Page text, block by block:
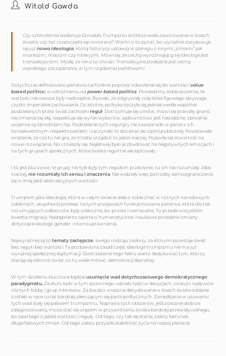
Witold Gawda
Czy czteroletnia kadencja Donalda Trumpa to krótkotrwałe zawirowanie w losach
świata, czy też rozpoczęła się nowa era? Warto o to pytać, bo wyraźnie zarysowuje
się jużnowa ideologia , którą historycy ustawią w szeregu z innymi „izmami” jak
marksizm, maoizm czy hitleryzm. Mówi się, że cechą wyróżniającą tej ideologii jest
transakcjonizm. Myślę, że nie o to chodzi. Transakcyjne podejście jest cechą
wszelkiego zarządzania, w tym rządzenia państwami.
Dotychczas definiowano państwa zachodnie poprzez odwołanie się do wartości (value
based politics) w odróżnieniu odpower based politics . Powiedzmy sobie szczerze, te
wartości nie zawsze były nadrzędne. Bywało, że odgrywały rolę listka figowego skrywając
czysto imperialne zachowania. Co istotne, polityka toczyła się jednak wedle wspólnie
podzielanych przez świat zachodnireguł . Dotrzymuje się umów, mówi się prawdę, granic
nie zmienia się siłą, respektuje się wyniki wyborów, sądownictwo jest niezależne, zbrodnie
wojenne są zbrodniami itp. Podzielanie tych reguł gry nie zawsze szło w parze z ich
konsekwentnym respektowaniem i zaczynało to docierać do opinii publicznej. Powstawało
wrażenie, że coś tu nie gra, że trzeba urządzić to jakoś inaczej. Pojawiła się otwartość na
nowe rozwiązania. No i znalazły się. Najłatwiej było je zbudować na negatywnych emocjach i
na tych grupach społecznych, które świata reguł nie akceptowały.
I to jest kluczowe, te grupy nie tyle były tym regułom przeciwne, co ich nie rozumiały. Albo
inaczej,nie rozumiały ich sensu i znaczenia . Nie widziały więc potrzeby samoograniczania
się w imię jakiś abstrakcyjnych wartości.
Trumpism jako ideologia, która w całym świecie dała o sobie znać w różnych narodowych
odsłonach, skupił swój przekaz na tych przejawach funkcjonowania państwa, które dla tak
rozumujących odbiorców były widoczne, bo proste i namacalne. To przede wszystkim
kwestia migracji. Następnie to oparte o humanistyczne i naukowe przesłanki zmiany
dotyczące ekologii, gender i równouprawnienia.
Najwyraźniej są totematy zastępcze , swego rodzaju zasłony, za którymi powstaje świat
bez reguł i bez wartości. Ta pozbawiona zasad część ideologii trumpizmu nie ma już
wyraźnej społecznej legitymacji. Dostrzeżenie tego faktu warto dedykować tym, którzy
starają się obronić świat, co tu wiele mówić, demokracji liberalnej.
W tym działaniu kluczowe będzieusunięcie wad dotychczasowego demokratycznego
paradygmatu.Za dużo było w tym pozornego udziału ludzi w decyzjach, za dużo wpływów
różnych lobby i grup interesów. Za bardzo wreszcie decydowanie o losach świata oddane
zostało w ręce coraz bardziej alienującym się partii politycznych. Zaniedbania w usuwaniu
tych wad stały się paliwem trumpizmu. Naprawa tych obszarów, jeśli zostanie dobrze
zdiagnozowana, może stać się orężem w przywróceniu świata bardziej przewidywalnego,
bo opartego o jakieś wartości i reguły. Od tego, czy tak się stanie, zależy kierunek
długofalowych zmian. Od tego zależy przyszła stabilność życia na naszej planecie.